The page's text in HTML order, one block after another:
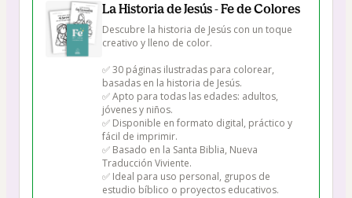
La Historia de Jesús - Fe de Colores
Descubre la historia de Jesús con un toque
creativo y lleno de color.
✅ 30 páginas ilustradas para colorear,
basadas en la historia de Jesús.
✅ Apto para todas las edades: adultos,
jóvenes y niños.
✅ Disponible en formato digital, práctico y
fácil de imprimir.
✅ Basado en la Santa Biblia, Nueva
Traducción Viviente.
✅ Ideal para uso personal, grupos de
estudio bíblico o proyectos educativos.